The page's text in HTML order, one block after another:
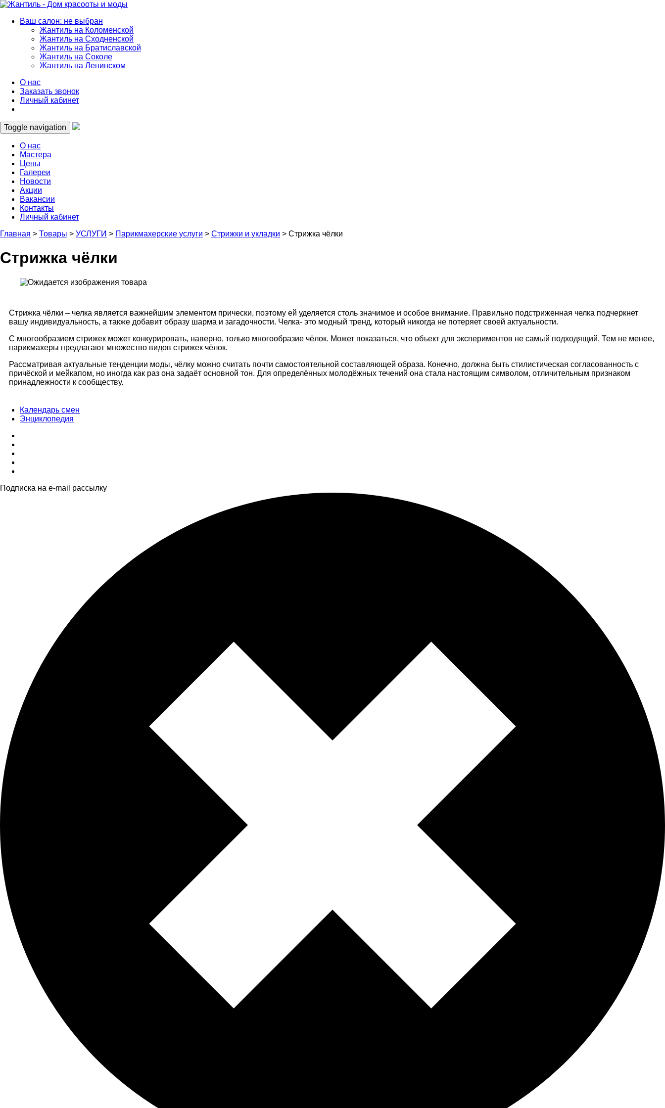
Ваш салон: не выбран
Жантиль на Коломенской
Жантиль на Сходненской
Жантиль на Братиславской
Жантиль на Соколе
Жантиль на Ленинском
О нас
Заказать звонок
Личный кабинет
Toggle navigation
О нас
Мастера
Цены
Галереи
Новости
Акции
Вакансии
Контакты
Личный кабинет
Главная > Товары > УСЛУГИ > Парикмахерские услуги > Стрижки и укладки > Стрижка чёлки
Стрижка чёлки
Стрижка чёлки – челка является важнейшим элементом прически, поэтому ей уделяется столь значимое и особое внимание. Правильно подстриженная челка подчеркнет
вашу индивидуальность, а также добавит образу шарма и загадочности. Челка- это модный тренд, который никогда не потеряет своей актуальности.
С многообразием стрижек может конкурировать, наверно, только многообразие чёлок. Может показаться, что объект для экспериментов не самый подходящий. Тем не менее,
парикмахеры предлагают множество видов стрижек чёлок.
Рассматривая актуальные тенденции моды, чёлку можно считать почти самостоятельной составляющей образа. Конечно, должна быть стилистическая согласованность с
причёской и мейкапом, но иногда как раз она задаёт основной тон. Для определённых молодёжных течений она стала настоящим символом, отличительным признаком
принадлежности к сообществу.
Календарь смен
Энциклопедия
Подписка на e-mail рассылку